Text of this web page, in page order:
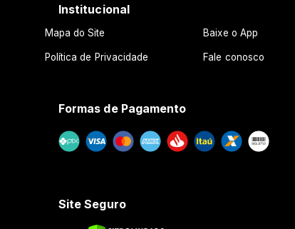
Institucional
Mapa do Site Baixe o App
Política de Privacidade Fale conosco
Formas de Pagamento
Site Seguro